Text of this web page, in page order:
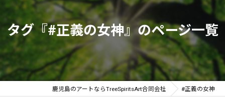
タグ『#正義の女神』のページ一覧
鹿児島のアートならTreeSpiritsArt合同会社 #正義の女神